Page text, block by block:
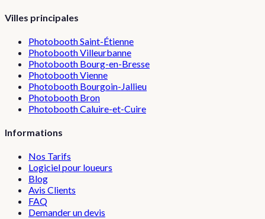
Villes principales
PhotoboothSaint-Étienne
PhotoboothVilleurbanne
Photobooth Bourg-en-Bresse
PhotoboothVienne
Photobooth Bourgoin-Jallieu
Photobooth Bron
PhotoboothCaluire-et-Cuire
Informations
Nos Tarifs
Logiciel pour loueurs
Blog
Avis Clients
FAQ
Demander un devis